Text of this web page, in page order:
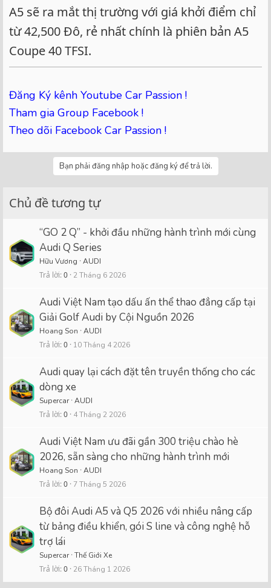
A5 sẽ ra mắt thị trường với giá khởi điểm chỉ
từ 42,500 Đô, rẻ nhất chính là phiên bản A5
Coupe 40 TFSI.
Đăng Ký kênh Youtube Car Passion !
Tham gia Group Facebook !
Theo dõi Facebook Car Passion !
Bạn phải đăng nhập hoặc đăng ký để trả lời.
Chủ đề tương tự
“GO 2 Q” - khởi đầu những hành trình mới cùng
Audi Q Series
Hữu Vương AUDI
Trả lời 0 2 Tháng 6 2026
Audi Việt Nam tạo dấu ấn thể thao đẳng cấp tại
Giải Golf Audi by Cội Nguồn 2026
Hoang Son AUDI
Trả lời 0 10 Tháng 4 2026
Audi quay lại cách đặt tên truyền thống cho các
dòng xe
Supercar AUDI
Trả lời 0 4 Tháng 2 2026
Audi Việt Nam ưu đãi gần 300 triệu chào hè
2026, sẵn sàng cho những hành trình mới
Hoang Son AUDI
Trả lời 0 7 Tháng 5 2026
Bộ đôi Audi A5 và Q5 2026 với nhiều nâng cấp
từ bảng điều khiển, gói S line và công nghệ hỗ
trợ lái
Supercar Thế Giới Xe
Trả lời 0 26 Tháng 1 2026